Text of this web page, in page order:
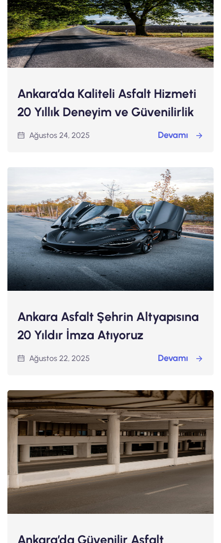
Ankara’da Kaliteli Asfalt Hizmeti
20 Yıllık Deneyim ve Güvenilirlik
Ağustos 24, 2025 Devamı
Ankara Asfalt Şehrin Altyapısına
20 Yıldır İmza Atıyoruz
Ağustos 22, 2025 Devamı
Ankara’da Güvenilir Asfalt